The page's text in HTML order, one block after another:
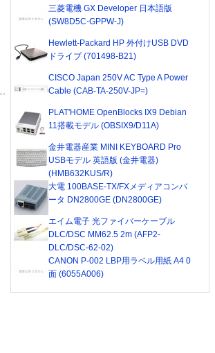
三菱電機 GX Developer 日本語版
(SW8D5C-GPPW-J)
Hewlett-Packard HP 外付けUSB DVD
ドライブ (701498-B21)
CISCO Japan 250V AC Type A Power
Cable (CAB-TA-250V-JP=)
PLAT'HOME OpenBlocks IX9 Debian
11搭載モデル (OBSIX9/D11A)
金井電器産業 MINI KEYBOARD Pro
USBモデル 英語版 (金井電器)
(HMB632KUS/R)
大電 100BASE-TX/FXメディアコンバ
ータ DN2800GE (DN2800GE)
エイム電子 光ファイバーケーブル
DLC/DSC MM62.5 2m (AFP2-
DLC/DSC-62-02)
CANON P-002 LBP用ラベル用紙 A4 0
面 (6055A006)